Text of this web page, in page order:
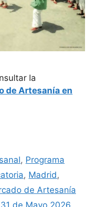
la
de Artesanía en
, Programa
, Madrid ,
de Artesanía
de Mayo 2026